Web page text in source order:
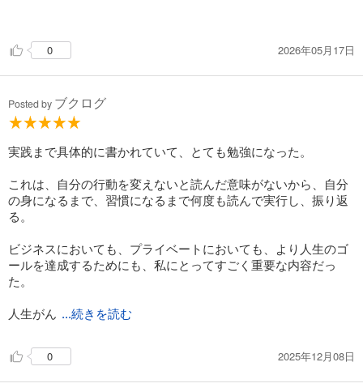
約30項目できていませんでした。
笑顔を意識するなど、当たり前の事でも当たり前のように意識
謎かけ、いちばん頭が動くトレーニングだと思ったので、挑戦
してみます！良い本でした！
0 2026年05月17日
Posted by ブクログ
実践まで具体的に書かれていて、とても勉強になった。
これは、自分の行動を変えないと読んだ意味がないから、自分
の身になるまで、習慣になるまで何度も読んで実行し、振り返
る。
ビジネスにおいても、プライベートにおいても、より人生のゴ
ールを達成するためにも、私にとってすごく重要な内容だっ
た。
人生がん ...続きを読む
0 2025年12月08日